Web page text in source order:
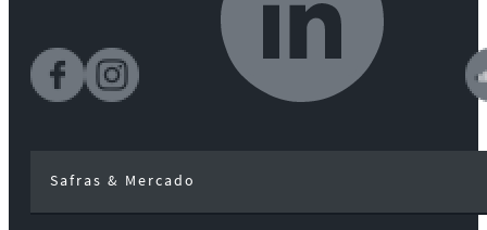
Safras & Mercado